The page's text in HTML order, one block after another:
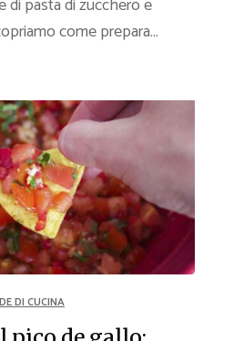
di pasta di zucchero e
come prepara...
DI CUCINA